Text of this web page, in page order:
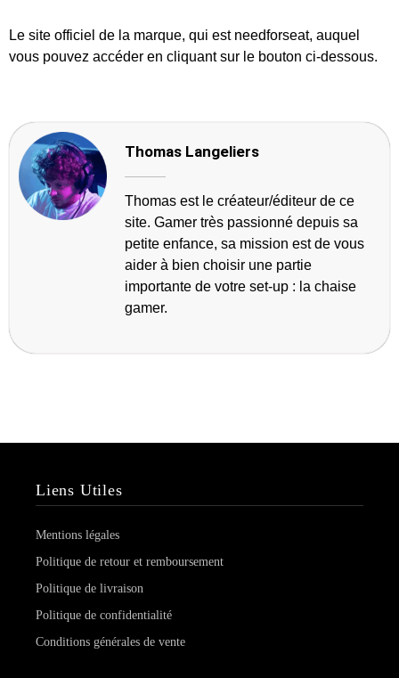
Le site officiel de la marque, qui est needforseat, auquel
vous pouvez accéder en cliquant sur le bouton ci-dessous.
Thomas Langeliers
Thomas est le créateur/éditeur de ce
site. Gamer très passionné depuis sa
petite enfance, sa mission est de vous
aider à bien choisir une partie
importante de votre set-up : la chaise
gamer.
Liens Utiles
Mentions légales
Politique de retour et remboursement
Politique de livraison
Politique de confidentialité
Conditions générales de vente